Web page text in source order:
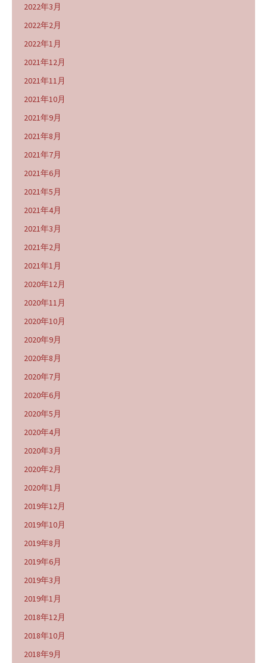
2022年3月
2022年2月
2022年1月
2021年12月
2021年11月
2021年10月
2021年9月
2021年8月
2021年7月
2021年6月
2021年5月
2021年4月
2021年3月
2021年2月
2021年1月
2020年12月
2020年11月
2020年10月
2020年9月
2020年8月
2020年7月
2020年6月
2020年5月
2020年4月
2020年3月
2020年2月
2020年1月
2019年12月
2019年10月
2019年8月
2019年6月
2019年3月
2019年1月
2018年12月
2018年10月
2018年9月